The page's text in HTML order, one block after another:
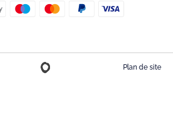
Plan de site